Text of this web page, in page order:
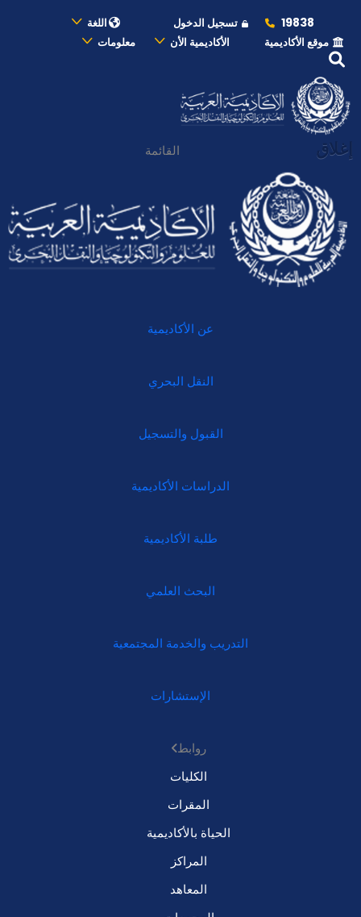
19838 تسجيل الدخول
اللغة
موقع الأكاديمية
الأكاديمية الأن معلومات
إغلاق القائمة
عن الأكاديمية
النقل البحري
القبول والتسجيل
الدراسات الأكاديمية
طلبة الأكاديمية
البحث العلمي
التدريب والخدمة المجتمعية
الإستشارات
روابط
الكليات
المقرات
الحياة بالأكاديمية
المراكز
المعاهد